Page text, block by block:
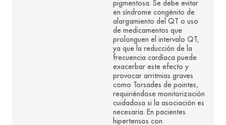
pigmentosa. Se debe evitar
en síndrome congénito de
alargamiento del QT o uso
de medicamentos que
prolonguen el intervalo QT,
ya que la reducción de la
frecuencia cardíaca puede
exacerbar este efecto y
provocar arritmias graves
como Torsades de pointes,
requiriéndose monitorización
cuidadosa si la asociación es
necesaria. En pacientes
hipertensos con